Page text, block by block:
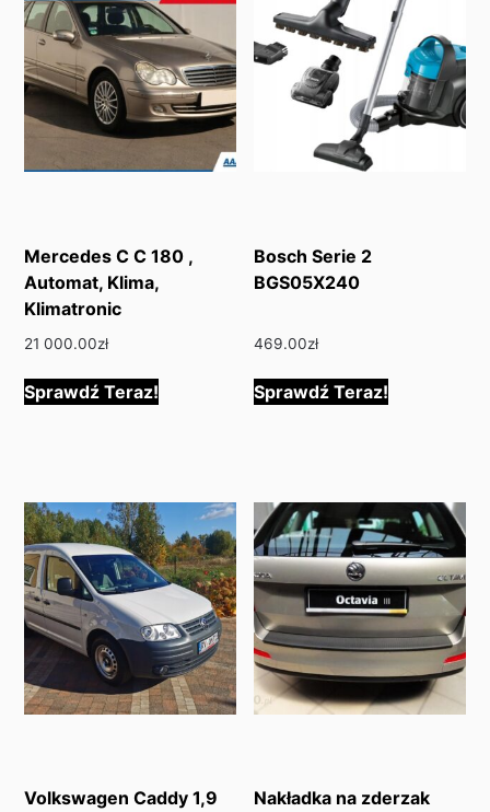
Mercedes C C 180 ,
Automat, Klima,
Klimatronic
21 000.00zł
Sprawdź Teraz!
Bosch Serie 2
BGS05X240
469.00zł
Sprawdź Teraz!
Volkswagen Caddy 1,9
Nakładka na zderzak